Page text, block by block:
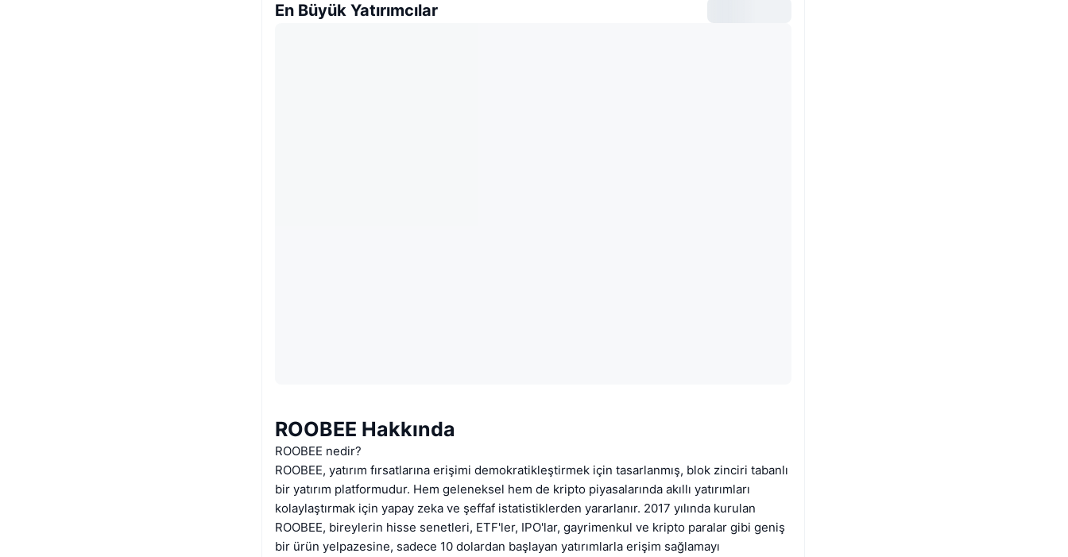
En Büyük Yatırımcılar
ROOBEE Hakkında
ROOBEE nedir?
ROOBEE, yatırım fırsatlarına erişimi demokratikleştirmek için tasarlanmış, blok zinciri tabanlı
bir yatırım platformudur. Hem geleneksel hem de kripto piyasalarında akıllı yatırımları
kolaylaştırmak için yapay zeka ve şeffaf istatistiklerden yararlanır. 2017 yılında kurulan
ROOBEE, bireylerin hisse senetleri, ETF'ler, IPO'lar, gayrimenkul ve kripto paralar gibi geniş
bir ürün yelpazesine, sadece 10 dolardan başlayan yatırımlarla erişim sağlamayı